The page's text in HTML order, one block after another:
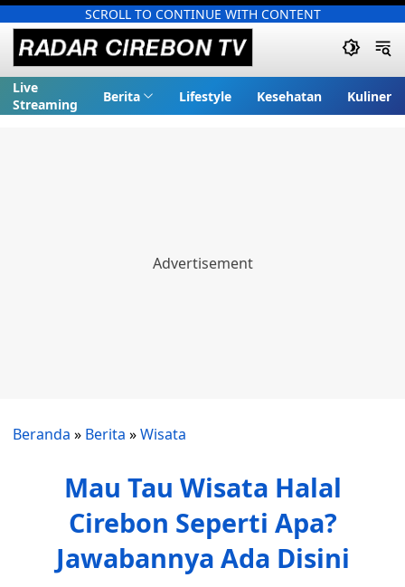
SCROLL TO CONTINUE WITH CONTENT
Live
Streaming
Berita Lifestyle Kesehatan Kuliner
Beranda » Berita »Wisata
Mau Tau Wisata Halal
Cirebon Seperti Apa?
Jawabannya Ada Disini